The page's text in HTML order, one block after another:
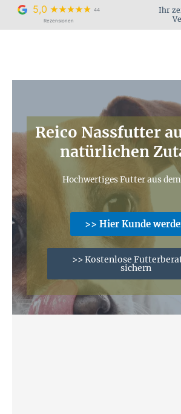
springen
5,0
44
Rezensionen
Ihr
Reico Nassfutter
natürlichen
Hochwertiges Futter aus
>> Hier Kunde
>> Kostenlose
sichern